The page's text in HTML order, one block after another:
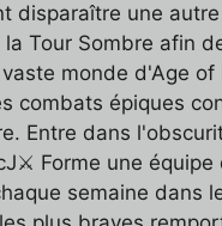
disparaître une
Tour Sombre afin
vaste monde d'Age
combats épiques
Entre dans
Forme une
semaine dans